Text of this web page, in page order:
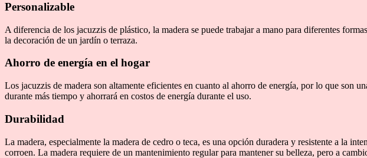
Personalizable
A diferencia de los jacuzzis de plástico, la madera se puede trabajar a mano para diferentes
la decoración de un jardín o terraza.
Ahorro de energía en el hogar
Los jacuzzis de madera son altamente eficientes en cuanto al ahorro de energía, por lo que son
durante más tiempo y ahorrará en costos de energía durante el uso.
Durabilidad
La madera, especialmente la madera de cedro o teca, es una opción duradera y resistente a la
corroen. La madera requiere de un mantenimiento regular para mantener su belleza, pero a